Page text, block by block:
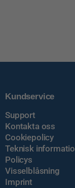
Kundservice
Support
Kontakta oss
Cookiepolicy
Teknisk
Policys
Visselblåsning
Imprint